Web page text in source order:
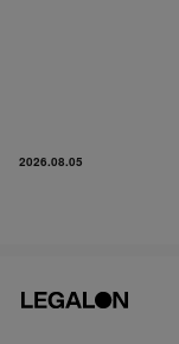
2026.08.05